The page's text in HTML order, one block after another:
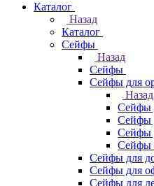
Каталог
Назад
Каталог
Cейфы
Назад
Cейфы
Cейфы для
Назад
Cейфы
Сейфы
Сейфы
Сейфы
Cейфы для
Cейфы для
Сейфы для